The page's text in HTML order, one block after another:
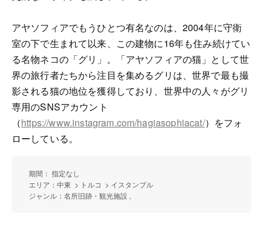
アヤソフィアでもうひとつ有名なのは、2004年に守衛
室の下で生まれて以来、この建物に16年も住み続けてい
る名物ネコの「グリ」。「アヤソフィアの猫」として世
界の旅行者たちから注目を集めるグリは、世界で最も撮
影される猫の地位を獲得しており、世界中の人々がグリ
専用のSNSアカウント
（https://www.instagram.com/hagiasophiacat/）をフォ
ローしている。
期間： 指定なし
エリア：中東 > トルコ > イスタンブル
ジャンル：名所旧跡・観光施設 ,